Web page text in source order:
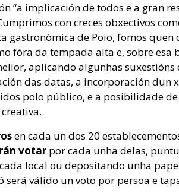
“a implicación de todos e a gran
con creces obxectivos
gastronómica de Poio, fomos quen
fóra da tempada alta e, sobre esa
aplicando algunhas suxestións
das datas, a incorporación dun
polo público, e a posibilidade de
en cada un dos 20
votar por cada unha delas,
local ou depositando unha
será válido un voto por persoa e